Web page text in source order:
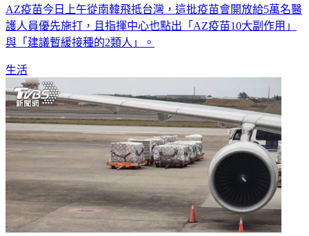
AZ疫苗今日上午從南韓飛抵台灣，這批疫苗會開放給5萬名醫
護人員優先施打，且指揮中心也點出「AZ疫苗10大副作用」
與「建議暫緩接種的2類人」。
生活